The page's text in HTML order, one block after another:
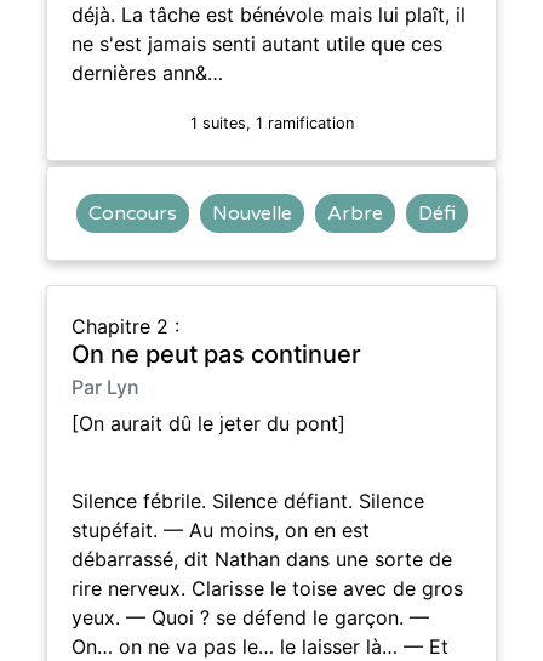
déjà. La tâche est bénévole mais lui plaît, il
ne s'est jamais senti autant utile que ces
dernières ann&…
1 suites, 1 ramification
Concours Nouvelle Arbre Défi
Chapitre 2 :
On ne peut pas continuer
Par Lyn
[On aurait dû le jeter du pont]
Silence fébrile. Silence défiant. Silence
stupéfait. — Au moins, on en est
débarrassé, dit Nathan dans une sorte de
rire nerveux. Clarisse le toise avec de gros
yeux. — Quoi ? se défend le garçon. —
On… on ne va pas le… le laisser là… — Et